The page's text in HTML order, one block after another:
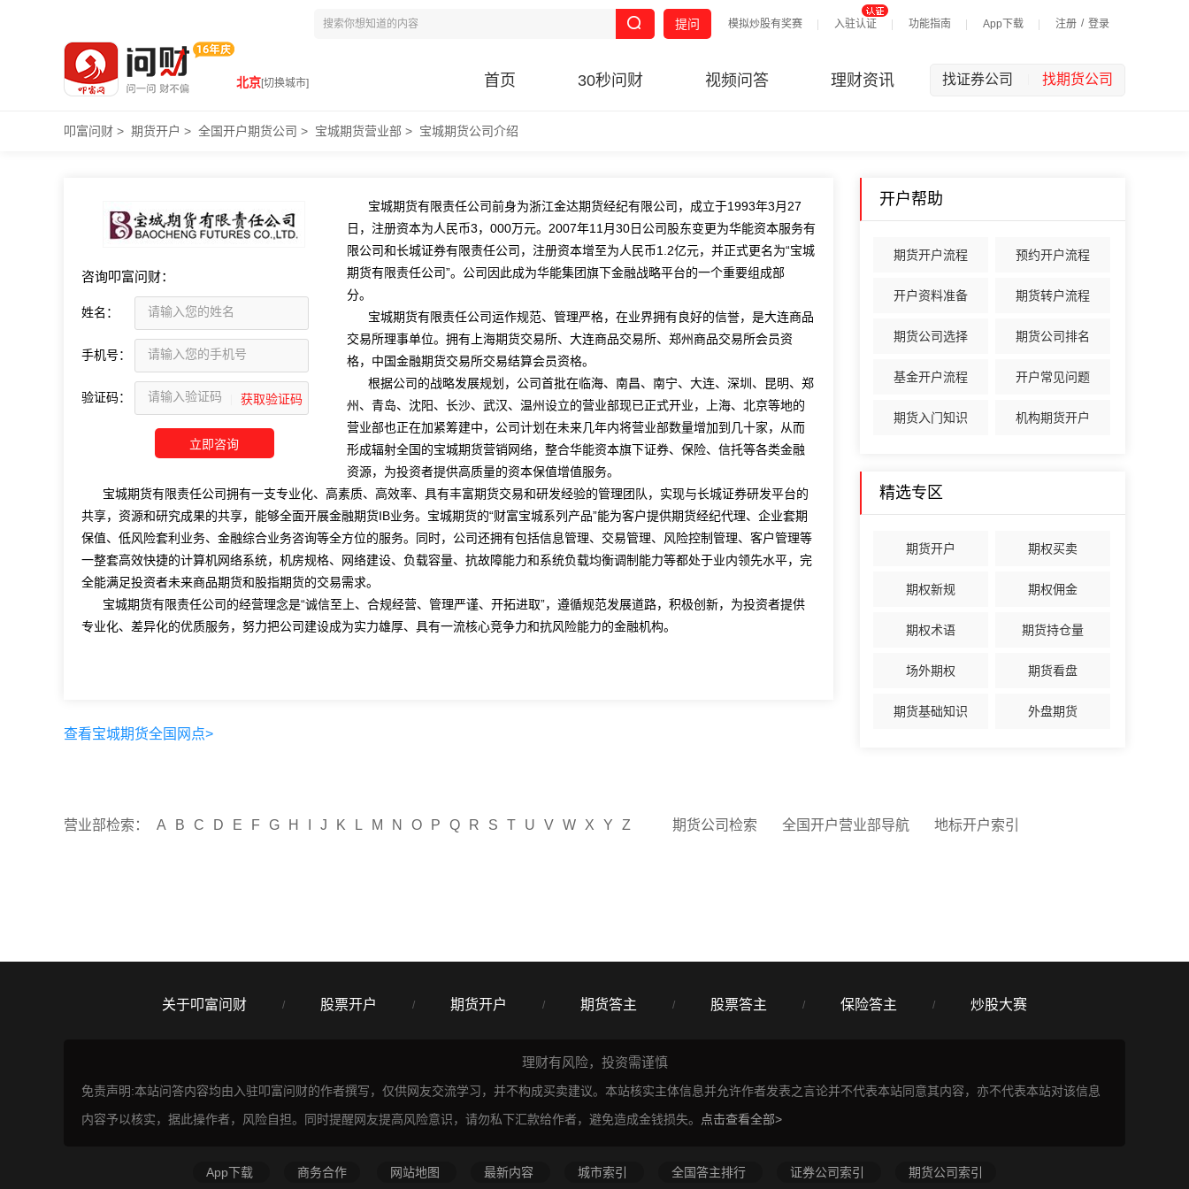
模拟炒股有奖赛 入驻认证 功能指南 App下载 注册 / 登录
提问
北京[切换城市] 首页 30秒问财 视频问答 理财资讯 找证券公司 找期货公司
叩富问财 > 期货开户 > 全国开户期货公司 > 宝城期货营业部 > 宝城期货公司介绍
咨询叩富问财：
姓名：
手机号：
验证码：
宝城期货有限责任公司前身为浙江金达期货经纪有限公司，成立于1993年3月27
日，注册资本为人民币3，000万元。2007年11月30日公司股东变更为华能资本服务有
限公司和长城证券有限责任公司，注册资本增至为人民币1.2亿元，并正式更名为“宝城
期货有限责任公司”。公司因此成为华能集团旗下金融战略平台的一个重要组成部
分。
宝城期货有限责任公司运作规范、管理严格，在业界拥有良好的信誉，是大连商品
交易所理事单位。拥有上海期货交易所、大连商品交易所、郑州商品交易所会员资
格，中国金融期货交易所交易结算会员资格。
根据公司的战略发展规划，公司首批在临海、南昌、南宁、大连、深圳、昆明、郑
州、青岛、沈阳、长沙、武汉、温州设立的营业部现已正式开业，上海、北京等地的
营业部也正在加紧筹建中，公司计划在未来几年内将营业部数量增加到几十家，从而
形成辐射全国的宝城期货营销网络，整合华能资本旗下证券、保险、信托等各类金融
资源，为投资者提供高质量的资本保值增值服务。
宝城期货有限责任公司拥有一支专业化、高素质、高效率、具有丰富期货交易和研发经验的管理团队，实现与长城证券研发平台的
共享，资源和研究成果的共享，能够全面开展金融期货IB业务。宝城期货的“财富宝城系列产品”能为客户提供期货经纪代理、企业套期
保值、低风险套利业务、金融综合业务咨询等全方位的服务。同时，公司还拥有包括信息管理、交易管理、风险控制管理、客户管理等
一整套高效快捷的计算机网络系统，机房规格、网络建设、负载容量、抗故障能力和系统负载均衡调制能力等都处于业内领先水平，完
全能满足投资者未来商品期货和股指期货的交易需求。
宝城期货有限责任公司的经营理念是“诚信至上、合规经营、管理严谨、开拓进取”，遵循规范发展道路，积极创新，为投资者提供
专业化、差异化的优质服务，努力把公司建设成为实力雄厚、具有一流核心竞争力和抗风险能力的金融机构。
查看宝城期货全国网点>
开户帮助
期货开户流程 预约开户流程
开户资料准备 期货转户流程
期货公司选择 期货公司排名
基金开户流程 开户常见问题
期货入门知识 机构期货开户
精选专区
期货开户 期权买卖
期权新规 期权佣金
期权术语 期货持仓量
场外期权 期货看盘
期货基础知识 外盘期货
营业部检索： A B C D E F G H J K L M N O P Q R S T U V W X Y Z 期货公司检索 全国开户营业部导航 地标开户索引
关于叩富问财 / 股票开户 / 期货开户 / 期货答主 / 股票答主 / 保险答主 / 炒股大赛
理财有风险，投资需谨慎
免责声明:本站问答内容均由入驻叩富问财的作者撰写，仅供网友交流学习，并不构成买卖建议。本站核实主体信息并允许作者发表之言论并不代表本站同意其内容，亦不代表本站对该信息
内容予以核实，据此操作者，风险自担。同时提醒网友提高风险意识，请勿私下汇款给作者，避免造成金钱损失。
点击查看全部>
App下载 商务合作 网站地图 最新内容 城市索引 全国答主排行 证券公司索引 期货公司索引